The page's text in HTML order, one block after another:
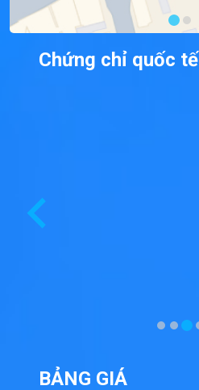
Chứng chỉ quốc tế
BẢNG GIÁ